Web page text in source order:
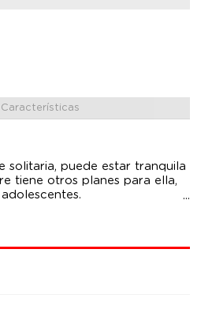
Características
solitaria, puede estar tranquila
tiene otros planes para ella,
su primer tomo manga,